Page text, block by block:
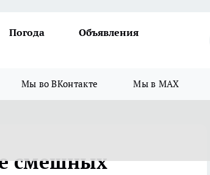
Погода
Объявления
Мы во ВКонтакте Мы в MAX
смешных